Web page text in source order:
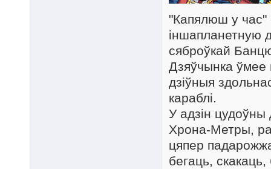
"Капялюш у час"
іншапланетную
сяброўкай
Дзяўчынка
дзіўныя
караблі.
У адзін цудоўны
Хрона-Метры,
цяпер
бегаць,